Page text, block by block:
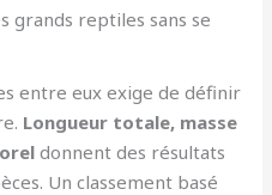
grands reptiles sans se
entre eux exige de définir
Longueur totale, masse
donnent des résultats
Un classement basé